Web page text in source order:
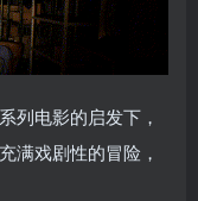
列电影的启发下，
满戏剧性的冒险，